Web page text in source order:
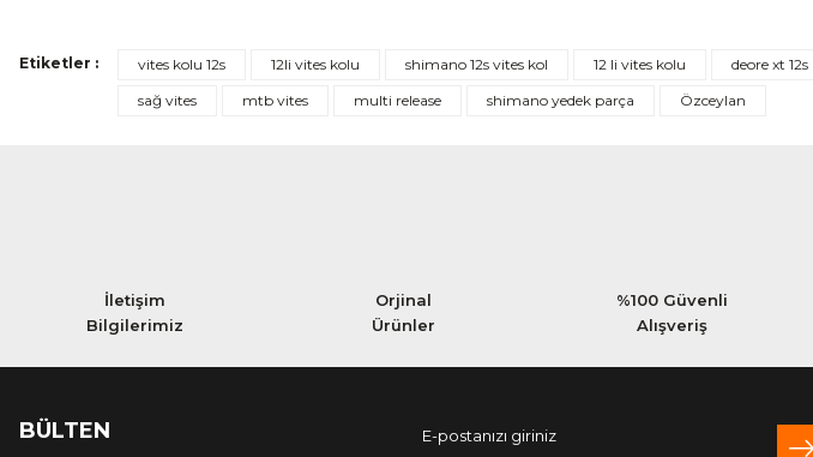
Etiketler : vites kolu 12s 12li vites kolu shimano 12s vites kol 12 li vites kolu deore xt 12s
sağ vites
mtb vites multi release shimano yedek parça Özceylan
İletişim
Bilgilerimiz
Orjinal
Ürünler
%100 Güvenli
Alışveriş
BÜLTEN